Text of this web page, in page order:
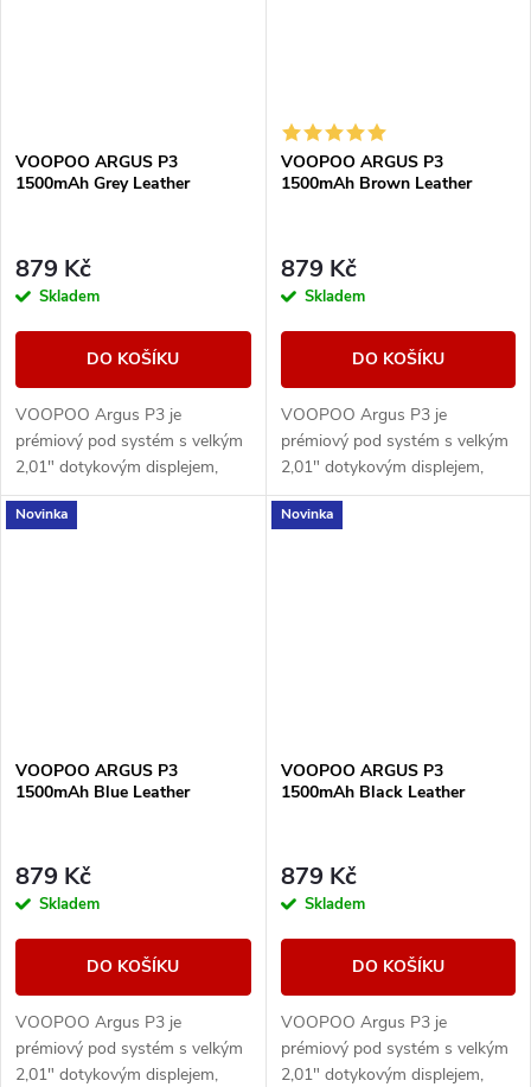
VOOPOO ARGUS P3
1500mAh Grey Leather
879 Kč
Skladem
DO KOŠÍKU
VOOPOO Argus P3 je
prémiový pod systém s velkým
2,01" dotykovým displejem,
baterií 1500 mAh a výkonem až
30 W. Nabízí moderní ovládání,
VOOPOO ARGUS P3
1500mAh Brown Leather
879 Kč
Skladem
DO KOŠÍKU
VOOPOO Argus P3 je
prémiový pod systém s velkým
2,01" dotykovým displejem,
baterií 1500 mAh a výkonem až
30 W. Nabízí moderní ovládání,
Novinka
VOOPOO ARGUS P3
1500mAh Blue Leather
879 Kč
Skladem
DO KOŠÍKU
VOOPOO Argus P3 je
prémiový pod systém s velkým
2,01" dotykovým displejem,
Novinka
VOOPOO ARGUS P3
1500mAh Black Leather
879 Kč
Skladem
DO KOŠÍKU
VOOPOO Argus P3 je
prémiový pod systém s velkým
2,01" dotykovým displejem,